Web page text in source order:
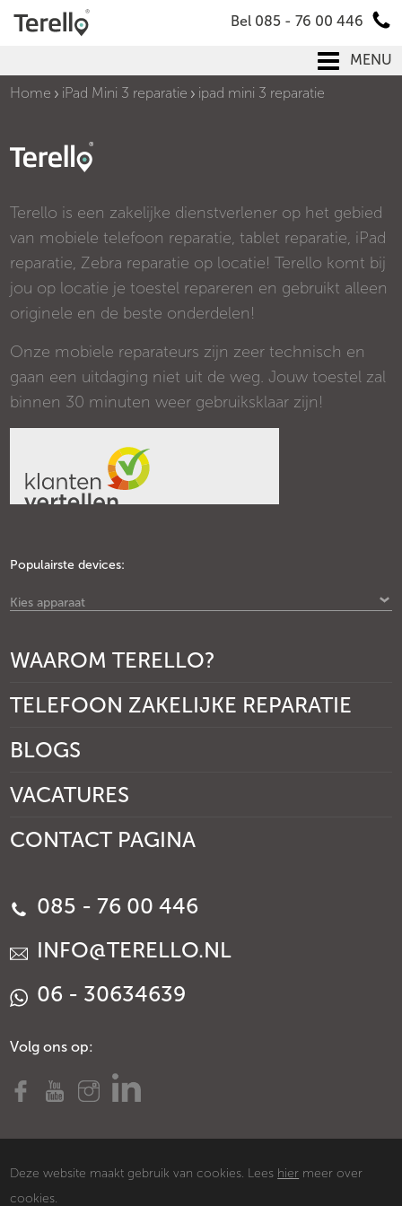
Bel 085 - 76 00 446
MENU
Home
iPad Mini 3 reparatie ipad mini 3 reparatie
Terello is een zakelijke dienstverlener op het gebied
van mobiele telefoon reparatie, tablet reparatie, iPad
reparatie, Zebra reparatie op locatie! Terello komt bij
jou op locatie je toestel repareren en gebruikt alleen
originele en de beste onderdelen!
Onze mobiele reparateurs zijn zeer technisch en
gaan een uitdaging niet uit de weg. Jouw toestel zal
binnen 30 minuten weer gebruiksklaar zijn!
Populairste devices:
Kies apparaat
WAAROM TERELLO?
TELEFOON ZAKELIJKE REPARATIE
BLOGS
VACATURES
CONTACT PAGINA
085 - 76 00 446
INFO@TERELLO.NL
06 - 30634639
Volg ons op:
Deze website maakt gebruik van cookies. Lees hier meer over
cookies.